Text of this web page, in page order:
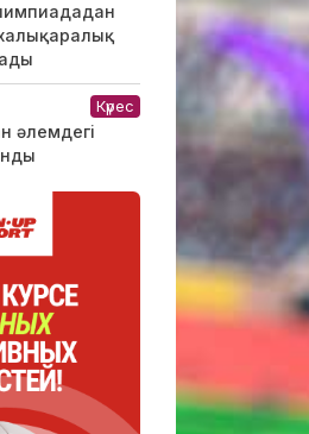
Күрес
әлемдегі